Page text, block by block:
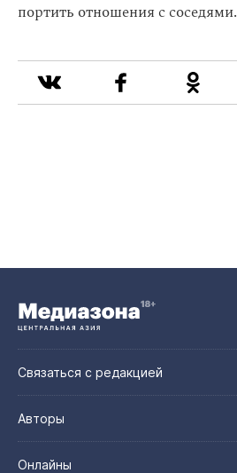
портить отношения с соседями.
Связаться с редакцией
Авторы
Онлайны